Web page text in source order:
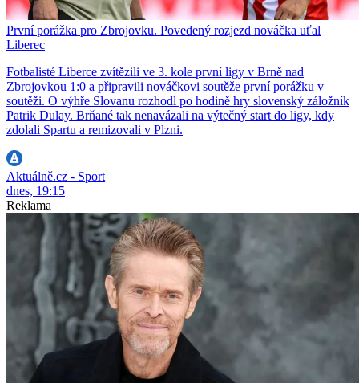
První porážka pro Zbrojovku. Povedený rozjezd nováčka uťal
Liberec
Fotbalisté Liberce zvítězili ve 3. kole první ligy v Brně nad
Zbrojovkou 1:0 a připravili nováčkovi soutěže první porážku v
soutěži. O výhře Slovanu rozhodl po hodině hry slovenský záložník
Patrik Dulay. Brňané tak nenavázali na výtečný start do ligy, kdy
zdolali Spartu a remizovali v Plzni.
Aktuálně.cz - Sport
dnes, 19:15
Reklama